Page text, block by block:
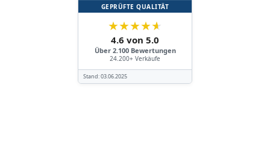
GEPRÜFTE QUALITÄT
★★★★★
4.6 von 5.0
Über 2.100 Bewertungen
24.200+ Verkäufe
Stand:03.06.2025